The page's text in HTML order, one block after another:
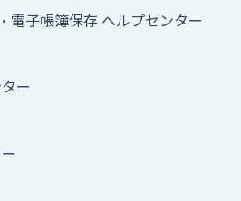
電子帳簿保存 ヘルプセンター
ー